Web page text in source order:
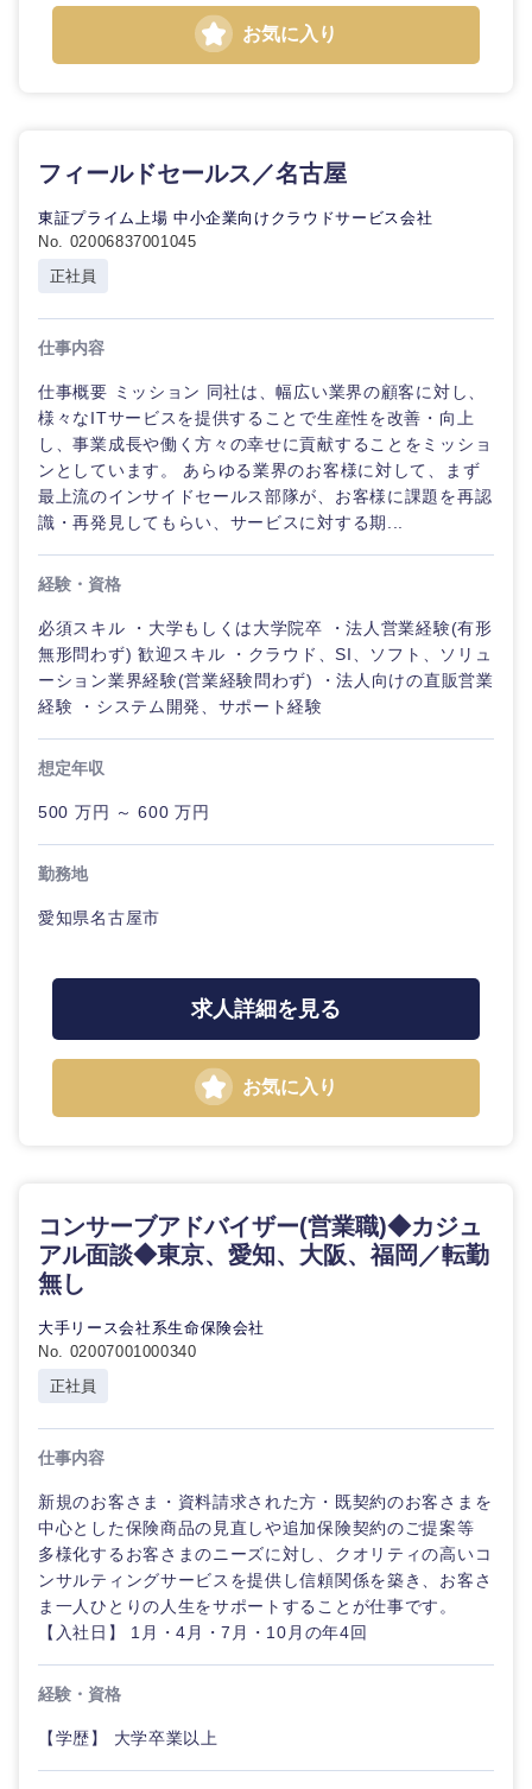
岐阜県 静岡県
近畿地方
中国・四国地方
鳥取県 島根県
岡山県 広島県
山口県 徳島県
香川県
お気に入り
フィールドセールス／名古屋
東証プライム上場 中小企業向けクラウドサービス会社
No. 02006837001045
正社員
仕事内容
仕事概要 ミッション 同社は、幅広い業界の顧客に対し、
様々なITサービスを提供することで生産性を改善・向上
し、事業成長や働く方々の幸せに貢献することをミッショ
ンとしています。 あらゆる業界のお客様に対して、まず
最上流のインサイドセールス部隊が、お客様に課題を再認
識・再発見してもらい、サービスに対する期...
経験・資格
必須スキル ・大学もしくは大学院卒 ・法人営業経験(有形
無形問わず) 歓迎スキル ・クラウド、SI、ソフト、ソリュ
ーション業界経験(営業経験問わず) ・法人向けの直販営業
経験 ・システム開発、サポート経験
想定年収
500 万円 ～ 600 万円
勤務地
愛知県名古屋市
求人詳細を見る
お気に入り
コンサーブアドバイザー(営業職)◆カジュ
アル面談◆東京、愛知、大阪、福岡／転勤
無し
大手リース会社系生命保険会社
No. 02007001000340
正社員
仕事内容
新規のお客さま・資料請求された方・既契約のお客さまを
中心とした保険商品の見直しや追加保険契約のご提案等
多様化するお客さまのニーズに対し、クオリティの高いコ
ンサルティングサービスを提供し信頼関係を築き、お客さ
ま一人ひとりの人生をサポートすることが仕事です。
【入社日】 1月・4月・7月・10月の年4回
経験・資格
【学歴】 大学卒業以上